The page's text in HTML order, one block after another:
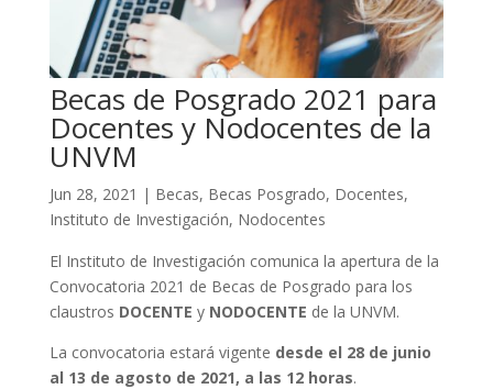
Becas de Posgrado 2021 para
Docentes y Nodocentes de la
UNVM
Jun 28, 2021 | Becas, Becas Posgrado, Docentes,
Instituto de Investigación, Nodocentes
El Instituto de Investigación comunica la apertura de la
Convocatoria 2021 de Becas de Posgrado para los
claustros DOCENTE y NODOCENTE de la UNVM.
La convocatoria estará vigente desde el 28 de junio
al 13 de agosto de 2021, a las 12 horas.